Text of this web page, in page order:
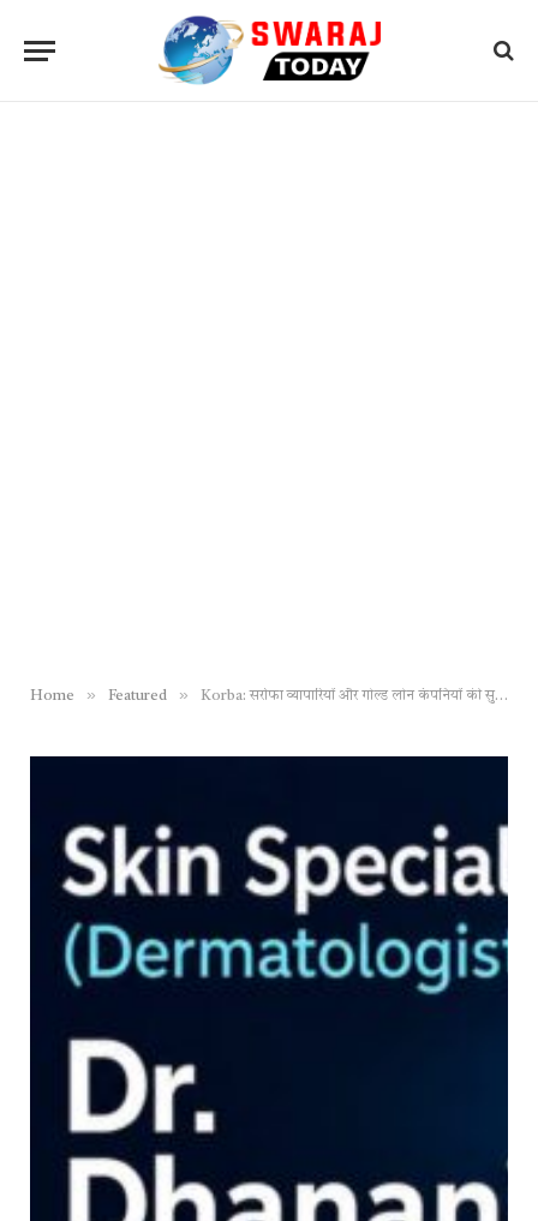
Home » Featured » Korba: सर्राफा व्यापारियों और गोल्ड लोन कंपनियों की सुरक्षा को लेकर कोरबा पुलिस ने ली बैठक